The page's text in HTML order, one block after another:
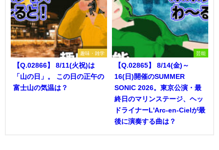
趣味・雑学
【Q.02866】 8/11(火祝)は
「山の日」。 この日の正午の
富士山の気温は？
芸能
【Q.02865】 8/14(金)～
16(日)開催のSUMMER
SONIC 2026。東京公演・最
終日のマリンステージ、ヘッ
ドライナーL'Arc-en-Cielが最
後に演奏する曲は？